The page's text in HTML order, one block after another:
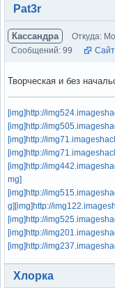
Вне форума
Pat3r
Кассандра Откуда:
Сообщений: 99
Сайт
Творческая и без
[img]http://
[img]http://
[img]http://
[img]http://
[img]http://
mg]
[img]http://
g][img]http://
[img]http://
[img]http://
[img]http://
Вне форума
Хлорка